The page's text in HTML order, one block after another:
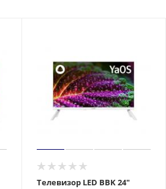
Телевизор LED BBK 24"